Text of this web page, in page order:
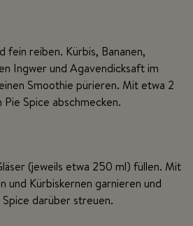
fein reiben. Kürbis, Bananen,
Ingwer und Agavendicksaft im
Smoothie pürieren. Mit etwa 2
Spice abschmecken.
(jeweils etwa 250 ml) füllen. Mit
und Kürbiskernen garnieren und
darüber streuen.